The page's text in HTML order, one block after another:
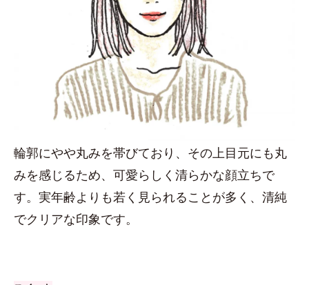
輪郭にやや丸みを帯びており、その上目元にも丸
みを感じるため、可愛らしく清らかな顔立ちで
す。実年齢よりも若く見られることが多く、清純
でクリアな印象です。